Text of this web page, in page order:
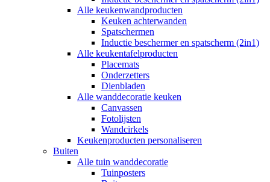
Alle keukenwandproducten
Keuken achterwanden
Spatschermen
Inductie beschermer en spatscherm (2in1)
Alle keukentafelproducten
Placemats
Onderzetters
Dienbladen
Alle wanddecoratie keuken
Canvassen
Fotolijsten
Wandcirkels
Keukenproducten personaliseren
Buiten
Alle tuin wanddecoratie
Tuinposters